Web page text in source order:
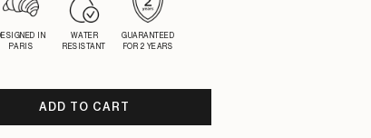
IN
PARIS
WATER
RESISTANT
GUARANTEED
FOR 2 YEARS
ADD TO CART